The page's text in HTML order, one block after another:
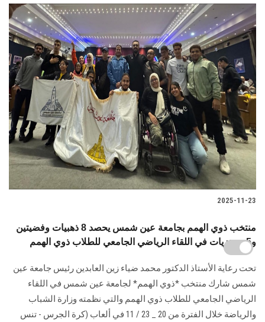
2025-11-23
منتخب ذوي الهمم بجامعة عين شمس يحصد 8 ذهبيات وفضيتين
و5 برونزيات في اللقاء الرياضي الجامعي للطلاب ذوي الهمم
تحت رعاية الأستاذ الدكتور محمد ضياء زين العابدين رئيس جامعة عين
شمس شارك منتخب *ذوي الهمم* لجامعة عين شمس في اللقاء
الرياضي الجامعي للطلاب ذوي الهمم والتي نظمته وزارة الشباب
والرياضة خلال الفترة من 20 _ 23 / 11 في ألعاب (كرة الجرس - تنس